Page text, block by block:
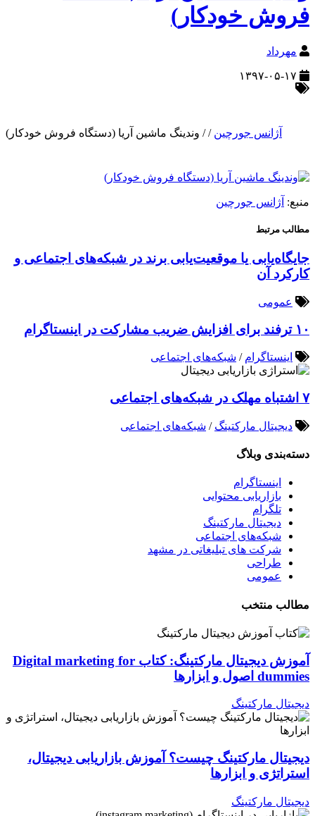
فروش خودکار)
مهرداد
آژانس جورچین /
/ وندینگ ماشین آریا (دستگاه فروش خودکار)
منبع: آژانس جورچین
مطالب مرتبط
جایگاه‌یابی یا موقعیت‌یابی برند در شبکه‌های اجتماعی و
کارکرد آن
عمومی
۱۰ ترفند برای افزایش ضریب مشارکت در اینستاگرام
اینستاگرام / شبکه‌های اجتماعی
۷ اشتباه مهلک در شبکه‌های اجتماعی
دیجیتال مارکتینگ / شبکه‌های اجتماعی
دسته‌بندی وبلاگ
اینستاگرام
بازاریابی محتوایی
تلگرام
دیجیتال مارکتینگ
شبکه‌های اجتماعی
شرکت های تبلیغاتی در مشهد
طراحی
عمومی
مطالب منتخب
آموزش دیجیتال مارکتینگ: کتاب Digital marketing for
dummies اصول و ابزارها
دیجیتال مارکتینگ
دیجیتال مارکتینگ چیست؟ آموزش بازاریابی دیجیتال،
استراتژی و ابزارها
دیجیتال مارکتینگ